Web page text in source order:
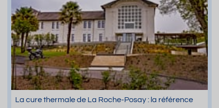
La cure thermale de La Roche-Posay : la référence